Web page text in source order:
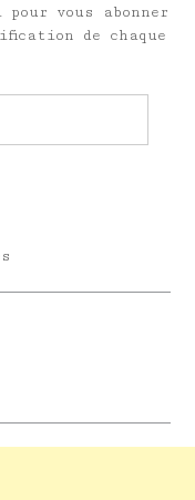
vous abonner
de chaque